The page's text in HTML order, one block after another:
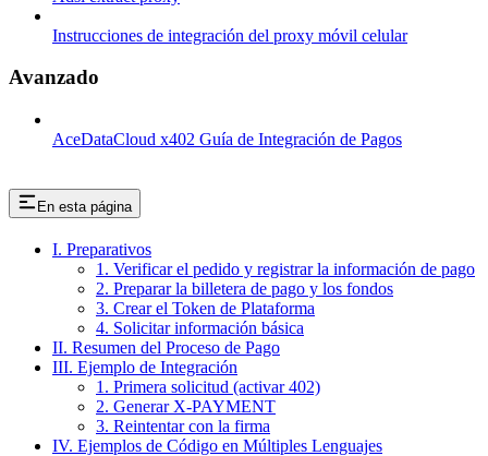
Instrucciones de integración del proxy móvil celular
Avanzado
AceDataCloud x402 Guía de Integración de Pagos
En esta página
I. Preparativos
1. Verificar el pedido y registrar la información de pago
2. Preparar la billetera de pago y los fondos
3. Crear el Token de Plataforma
4. Solicitar información básica
II. Resumen del Proceso de Pago
III. Ejemplo de Integración
1. Primera solicitud (activar 402)
2. Generar X-PAYMENT
3. Reintentar con la firma
IV. Ejemplos de Código en Múltiples Lenguajes